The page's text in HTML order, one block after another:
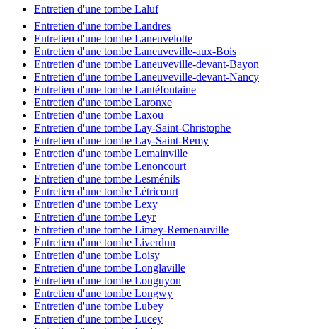
Entretien d'une tombe Laluf
Entretien d'une tombe Landres
Entretien d'une tombe Laneuvelotte
Entretien d'une tombe Laneuveville-aux-Bois
Entretien d'une tombe Laneuveville-devant-Bayon
Entretien d'une tombe Laneuveville-devant-Nancy
Entretien d'une tombe Lantéfontaine
Entretien d'une tombe Laronxe
Entretien d'une tombe Laxou
Entretien d'une tombe Lay-Saint-Christophe
Entretien d'une tombe Lay-Saint-Remy
Entretien d'une tombe Lemainville
Entretien d'une tombe Lenoncourt
Entretien d'une tombe Lesménils
Entretien d'une tombe Létricourt
Entretien d'une tombe Lexy
Entretien d'une tombe Leyr
Entretien d'une tombe Limey-Remenauville
Entretien d'une tombe Liverdun
Entretien d'une tombe Loisy
Entretien d'une tombe Longlaville
Entretien d'une tombe Longuyon
Entretien d'une tombe Longwy
Entretien d'une tombe Lubey
Entretien d'une tombe Lucey